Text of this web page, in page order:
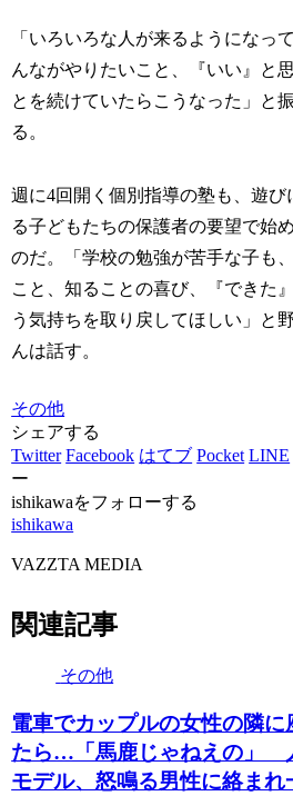
「いろいろな人が来るようになっ
んながやりたいこと、『いい』と
とを続けていたらこうなった」と
る。
週に4回開く個別指導の塾も、遊び
る子どもたちの保護者の要望で始
のだ。「学校の勉強が苦手な子も
こと、知ることの喜び、『できた
う気持ちを取り戻してほしい」と
んは話す。
その他
シェアする
Twitter Facebook はてブ Pocket LINE
ー
ishikawaをフォローする
ishikawa
VAZZTA MEDIA
関連記事
その他
電車でカップルの女性の隣に
たら…「馬鹿じゃねえの」
モデル、怒鳴る男性に絡まれ